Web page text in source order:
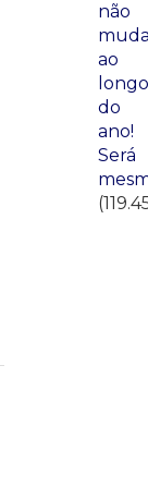
não
ao
longo
do
ano!
Será